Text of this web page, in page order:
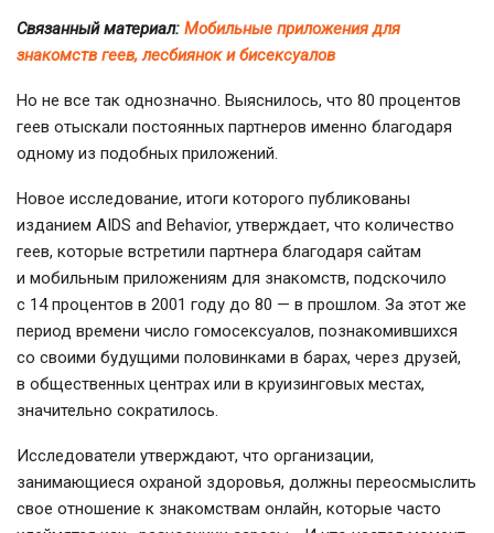
Связанный материал: Мобильные приложения для
знакомств геев, лесбиянок и бисексуалов
Но не все так однозначно. Выяснилось, что 80 процентов
геев отыскали постоянных партнеров именно благодаря
одному из подобных приложений.
Новое исследование, итоги которого публикованы
изданием AIDS and Behavior, утверждает, что количество
геев, которые встретили партнера благодаря сайтам
и мобильным приложениям для знакомств, подскочило
с 14 процентов в 2001 году до 80 — в прошлом. За этот же
период времени число гомосексуалов, познакомившихся
со своими будущими половинками в барах, через друзей,
в общественных центрах или в круизинговых местах,
значительно сократилось.
Исследователи утверждают, что организации,
занимающиеся охраной здоровья, должны переосмыслить
свое отношение к знакомствам онлайн, которые часто